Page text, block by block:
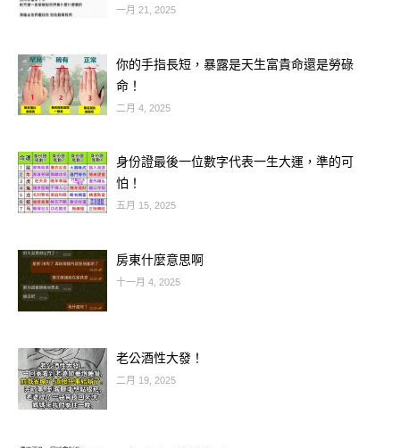
晚上買彩券，更容易得到財神爺的眷
情去買，越沒壓力越容易中！」
🧧開運建議：穿金色衣服、選擇尾數 8
或 3的號碼，有助提升財運磁場！
一月 21, 2025
你的手指長短，暴露是天生富貴命還是勞碌
命！
二月 4, 2025
身份證最後一位數字代表一生大運，準的可
怕！
五月 15, 2025
房東什麼意思啊
十一月 4, 2025
老公酒性大發！
二月 19, 2025